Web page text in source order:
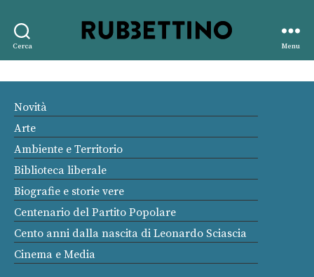
Cerca
editore
Menu
Novità
Arte
Ambiente e Territorio
Biblioteca liberale
Biografie e storie vere
Centenario del Partito Popolare
Cento anni dalla nascita di Leonardo Sciascia
Cinema e Media